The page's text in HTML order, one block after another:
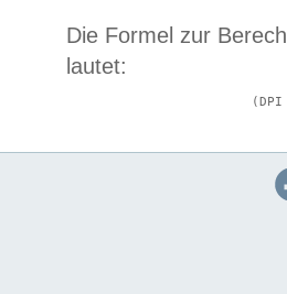
Die Formel zur
lautet: